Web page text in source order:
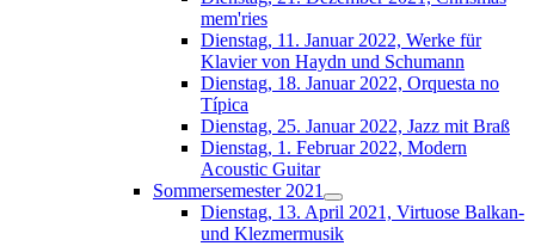
mem'ries
Dienstag, 11. Januar 2022, Werke für
Klavier von Haydn und Schumann
Dienstag, 18. Januar 2022, Orquesta no
Típica
Dienstag, 25. Januar 2022, Jazz mit Braß
Dienstag, 1. Februar 2022, Modern
Acoustic Guitar
Sommersemester 2021
Dienstag, 13. April 2021, Virtuose Balkan-
und Klezmermusik